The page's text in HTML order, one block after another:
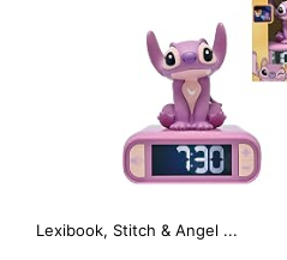
Lexibook, Stitch & Angel ...